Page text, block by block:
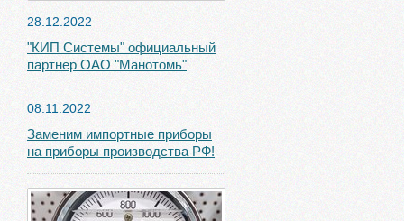
28.12.2022
"КИП Системы" официальный
партнер ОАО "Манотомь"
08.11.2022
Заменим импортные приборы
на приборы производства РФ!